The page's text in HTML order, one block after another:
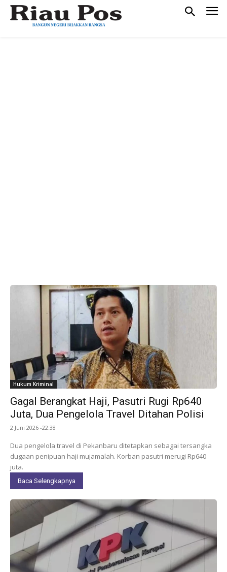
Hukum Kriminal
Gagal Berangkat Haji, Pasutri Rugi Rp640
Juta, Dua Pengelola Travel Ditahan Polisi
2 Juni 2026 -22:38
Dua pengelola travel di Pekanbaru ditetapkan sebagai tersangka
dugaan penipuan haji mujamalah. Korban pasutri merugi Rp640
juta.
Baca Selengkapnya